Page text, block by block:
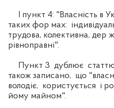
І пункт 4: "Власність в
таких фор мах:
трудова, колективна, дер
рівноправні".
Пункт 3 дублює
також записано, що
володіє, користується і
йому майном".